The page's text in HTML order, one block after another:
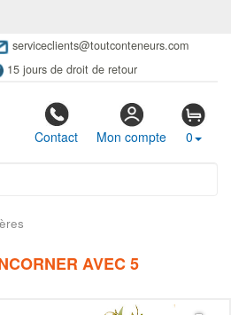
serviceclients@toutconteneurs.com
15 jours de droit de retour
Contact Mon compte 0
AVEC 5